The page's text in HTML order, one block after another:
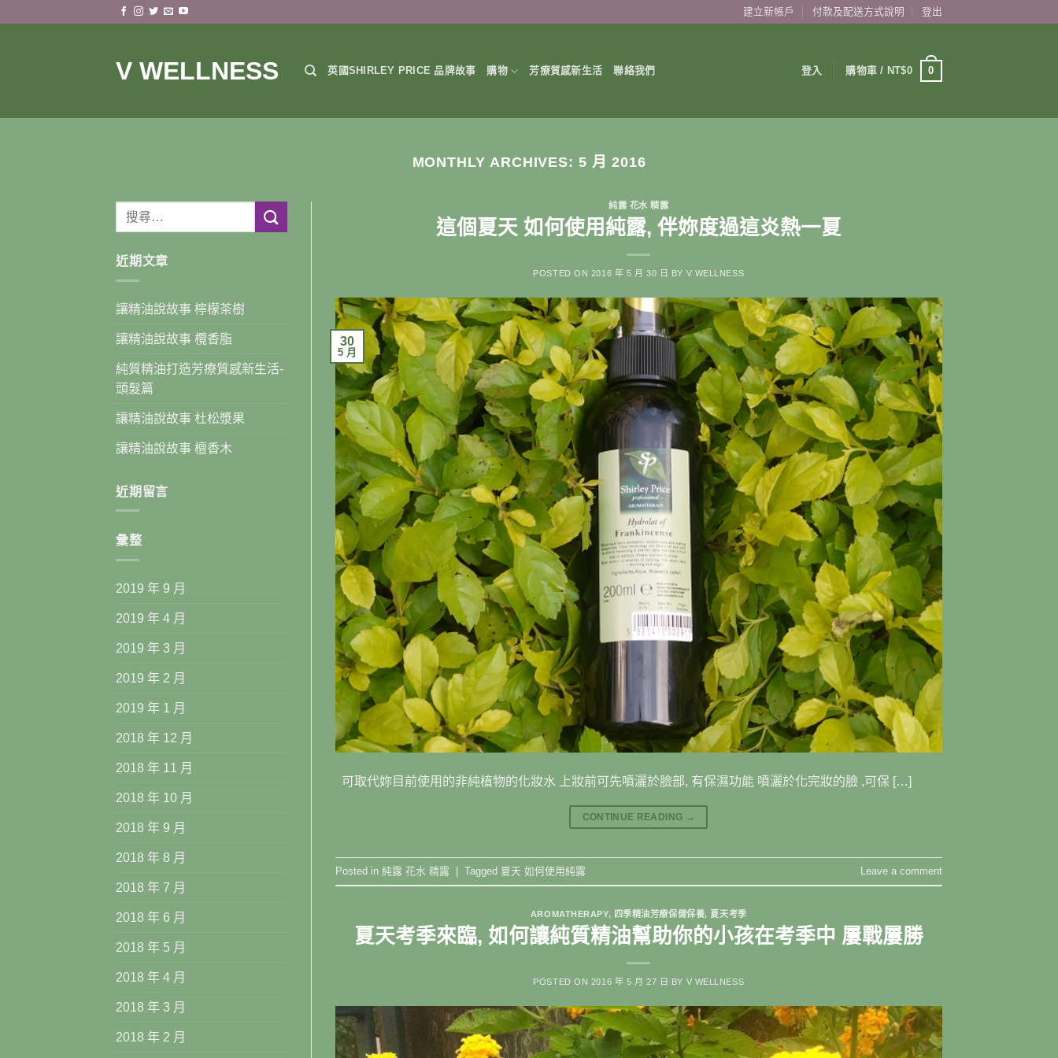
建立新帳戶 付款及配送方式說明 登出
V WELLNESS 英國SHIRLEY PRICE 品牌故事 購物 芳療質感新生活 聯絡我們 登入 購物車 / NT$0 0
MONTHLY ARCHIVES:5 月 2016
近期文章
讓精油說故事 檸檬茶樹
讓精油說故事 欖香脂
純質精油打造芳療質感新生活-
頭髮篇
讓精油說故事 杜松漿果
讓精油說故事 檀香木
近期留言
彙整
2019 年 9 月
2019 年 4 月
2019 年 3 月
2019 年 2 月
2019 年 1 月
2018 年 12 月
2018 年 11 月
2018 年 10 月
2018 年 9 月
2018 年 8 月
2018 年 7 月
2018 年 6 月
2018 年 5 月
2018 年 4 月
2018 年 3 月
2018 年 2 月
純露 花水 精露
這個夏天 如何使用純露, 伴妳度過這炎熱一夏
POSTED ON 2016 年 5 月 30 日 BY V WELLNESS
30
5 月
可取代妳目前使用的非純植物的化妝水 上妝前可先噴灑於臉部, 有保濕功能 噴灑於化完妝的臉 ,可保 […]
CONTINUE READING →
Posted in 純露 花水 精露 Tagged 夏天 如何使用純露 Leave a comment
AROMATHERAPY, 四季精油芳療保健保養, 夏天考季
夏天考季來臨, 如何讓純質精油幫助你的小孩在考季中 屢戰屢勝
POSTED ON 2016 年 5 月 27 日 BY V WELLNESS